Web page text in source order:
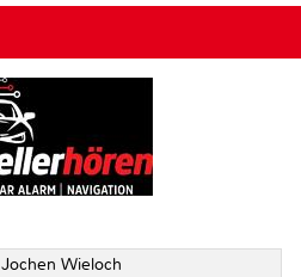
Jochen Wieloch